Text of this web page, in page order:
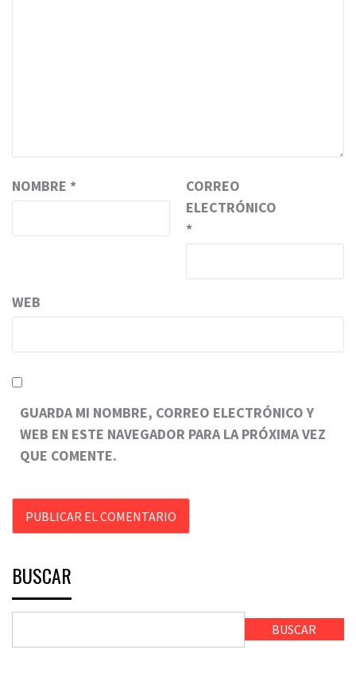
NOMBRE *
CORREO
ELECTRÓNICO
*
WEB
GUARDA MI NOMBRE, CORREO ELECTRÓNICO Y
WEB EN ESTE NAVEGADOR PARA LA PRÓXIMA VEZ
QUE COMENTE.
BUSCAR
BUSCAR